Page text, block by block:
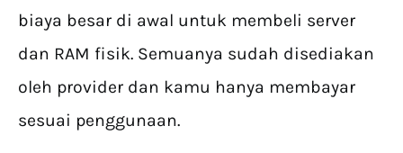
biaya besar di awal untuk membeli server
dan RAM fisik. Semuanya sudah disediakan
oleh provider dan kamu hanya membayar
sesuai penggunaan.